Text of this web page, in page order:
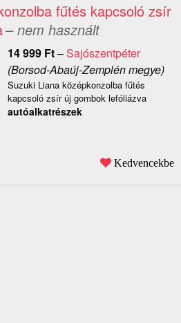
fűtés kapcsoló zsír
– nem használt
14 999 Ft–Sajószentpéter
(Borsod-Abaúj-Zemplén megye)
Suzuki Liana középkonzolba fűtés
kapcsoló zsír új gombok lefóliázva
autóalkatrészek
Kedvencekbe